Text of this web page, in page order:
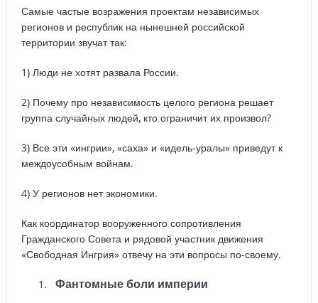
Самые частые возражения проектам независимых
регионов и республик на нынешней российской
территории звучат так:
1) Люди не хотят развала России.
2) Почему про независимость целого региона решает
группа случайных людей, кто ограничит их произвол?
3) Все эти «ингрии», «саха» и «идель-уралы» приведут к
междоусобным войнам.
4) У регионов нет экономики.
Как координатор вооруженного сопротивления
Гражданского Совета и рядовой участник движения
«Свободная Ингрия» отвечу на эти вопросы по-своему.
Фантомные боли империи